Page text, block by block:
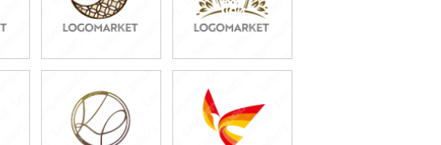
49,800円
(税込54,780円)
49,800円
(税込54,780円)